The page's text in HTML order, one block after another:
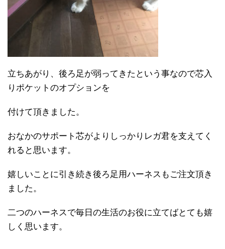
立ちあがり、後ろ足が弱ってきたという事なので芯入
りポケットのオプションを
付けて頂きました。
おなかのサポート芯がよりしっかりレガ君を支えてく
れると思います。
嬉しいことに引き続き後ろ足用ハーネスもご注文頂き
ました。
二つのハーネスで毎日の生活のお役に立てばとても嬉
しく思います。